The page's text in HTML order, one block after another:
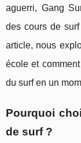
aguerri, Gang
des cours de
article, nous
école et
du surf en un
Pourquoi
de surf ?